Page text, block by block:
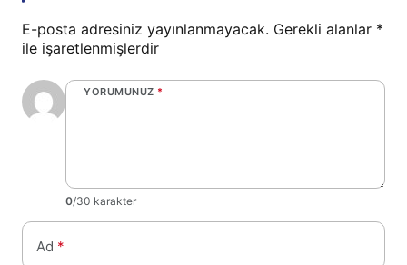
E-posta adresiniz yayınlanmayacak. Gerekli alanlar *
ile işaretlenmişlerdir
YORUMUNUZ *
0/30 karakter
Ad *